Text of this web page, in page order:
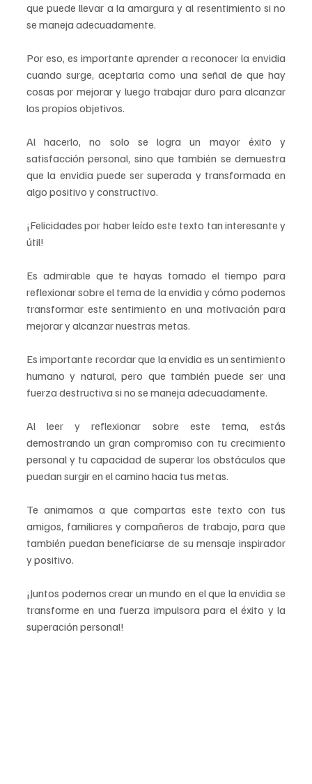
que puede llevar a la amargura y al resentimiento si no
se maneja adecuadamente.
Por eso, es importante aprender a reconocer la envidia
cuando surge, aceptarla como una señal de que hay
cosas por mejorar y luego trabajar duro para alcanzar
los propios objetivos.
Al hacerlo, no solo se logra un mayor éxito y
satisfacción personal, sino que también se demuestra
que la envidia puede ser superada y transformada en
algo positivo y constructivo.
¡Felicidades por haber leído este texto tan interesante y
útil!
Es admirable que te hayas tomado el tiempo para
reflexionar sobre el tema de la envidia y cómo podemos
transformar este sentimiento en una motivación para
mejorar y alcanzar nuestras metas.
Es importante recordar que la envidia es un sentimiento
humano y natural, pero que también puede ser una
fuerza destructiva si no se maneja adecuadamente.
Al leer y reflexionar sobre este tema, estás
demostrando un gran compromiso con tu crecimiento
personal y tu capacidad de superar los obstáculos que
puedan surgir en el camino hacia tus metas.
Te animamos a que compartas este texto con tus
amigos, familiares y compañeros de trabajo, para que
también puedan beneficiarse de su mensaje inspirador
y positivo.
¡Juntos podemos crear un mundo en el que la envidia se
transforme en una fuerza impulsora para el éxito y la
superación personal!